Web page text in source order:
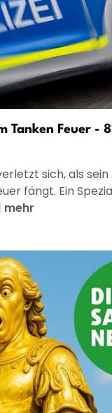
Tanken Feuer -
sich, als sein
fängt. Ein
mehr